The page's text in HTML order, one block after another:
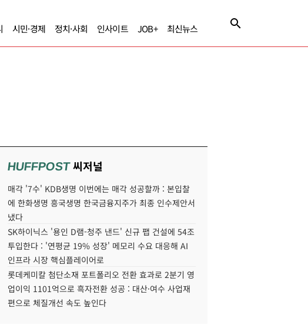
시민·경제 정치·사회 인사이트 JOB+ 최신뉴스
HUFFPOST씨저널
매각 '7수' KDB생명 이번에는 매각 성공할까 : 본입찰
에 한화생명 흥국생명 한국금융지주가 최종 인수제안서
냈다
SK하이닉스 '용인 D램-청주 낸드' 신규 팹 건설에 54조
투입한다 : '연평균 19% 성장' 메모리 수요 대응해 AI
인프라 시장 핵심플레이어로
롯데케미칼 첨단소재 포트폴리오 전환 효과로 2분기 영
업이익 1101억으로 흑자전환 성공 : 대산·여수 사업재
편으로 체질개선 속도 높인다